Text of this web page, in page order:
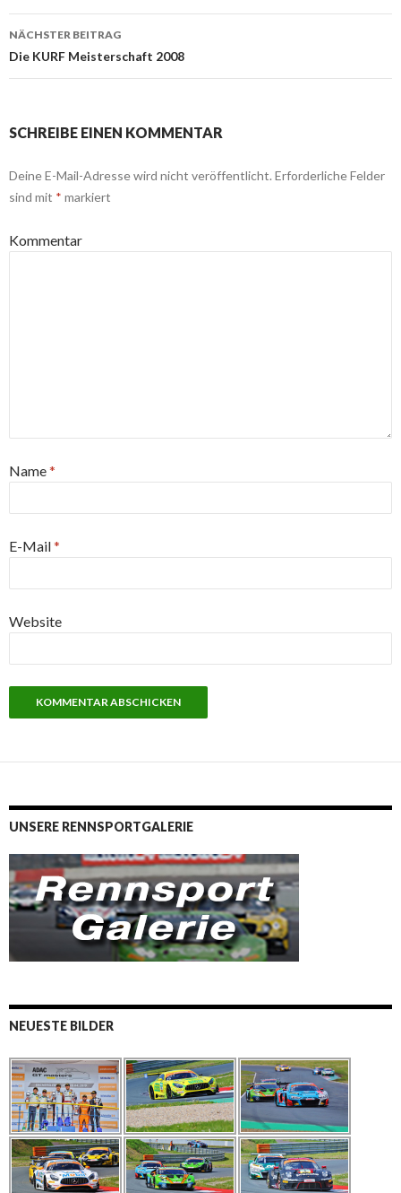
Navigation
NÄCHSTER BEITRAG
Die KURF Meisterschaft 2008
SCHREIBE EINEN KOMMENTAR
Deine E-Mail-Adresse wird nicht veröffentlicht. Erforderliche Felder
sind mit * markiert
Kommentar
Name*
E-Mail*
Website
UNSERE RENNSPORTGALERIE
NEUESTE BILDER